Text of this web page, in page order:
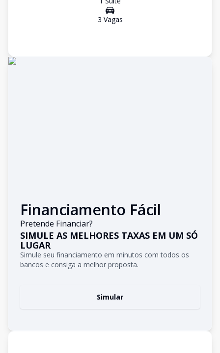
3 Vagas
Financiamento Fácil
Pretende Financiar?
SIMULE AS MELHORES TAXAS EM UM SÓ
LUGAR
Simule seu financiamento em minutos com todos os
bancos e consiga a melhor proposta.
Simular